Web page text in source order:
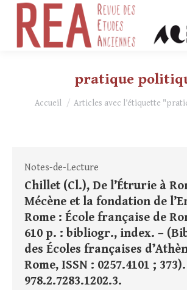
pratique
Vous êtes ici :
Accueil Articles avec l’étiquette
Notes-de-Lecture
Chillet (Cl.), De l’Étrurie à
Mécène et la fondation de
Rome : École française de
610 p. : bibliogr., index. –
des Écoles françaises
Rome, ISSN : 0257.4101 ;
978.2.7283.1202.3.